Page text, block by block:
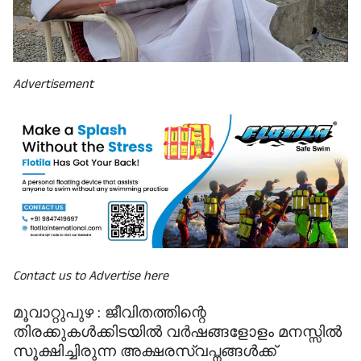
Advertisement
Contact us to Advertise here
മൂവാറ്റുപുഴ : ജീവിതത്തിന്റെ
തിരക്കുകൾക്കിടയിൽ വർഷങ്ങളോളം മനസ്സിൽ
സൂക്ഷിച്ചിരുന്ന അക്ഷരസ്വപ്നങ്ങൾക്ക്